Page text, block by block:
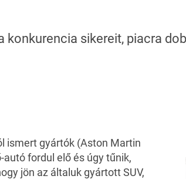
konkurencia sikereit, piacra
ismert gyártók (Aston Martin
fordul elő és úgy tűnik,
jön az általuk gyártott SUV,